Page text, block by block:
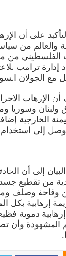
على أن
والعالم من
الفلسطيني من
إدارة ترامب
مع الجولان
الإرهاب
ولبنان وسوريا
الخارجية
إلى استخدام
إلى أن
من تقطيع جسده
وقاحة وصلف
إرهابية بكل
دموية
المشهودة وأن